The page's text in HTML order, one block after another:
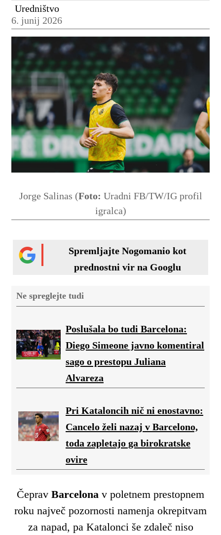
Uredništvo
6. junij 2026
Jorge Salinas (Foto: Uradni FB/TW/IG profil
igralca)
Spremljajte Nogomanio kot
prednostni vir na Googlu
Ne spreglejte tudi
Poslušala bo tudi Barcelona:
Diego Simeone javno komentiral
sago o prestopu Juliana
Alvareza
Pri Kataloncih nič ni enostavno:
Cancelo želi nazaj v Barcelono,
toda zapletajo ga birokratske
ovire
Čeprav Barcelona v poletnem prestopnem
roku največ pozornosti namenja okrepitvam
za napad, pa Katalonci še zdaleč niso